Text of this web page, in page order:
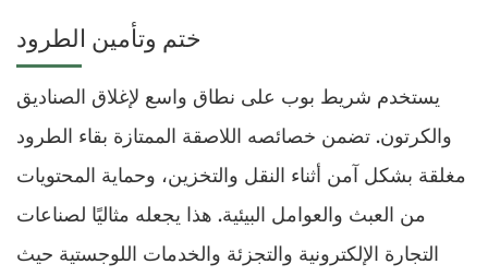
ختم وتأمين الطرود
يستخدم شريط بوب على نطاق واسع لإغلاق الصناديق
والكرتون. تضمن خصائصه اللاصقة الممتازة بقاء الطرود
مغلقة بشكل آمن أثناء النقل والتخزين، وحماية المحتويات
من العبث والعوامل البيئية. هذا يجعله مثاليًا لصناعات
التجارة الإلكترونية والتجزئة والخدمات اللوجستية حيث